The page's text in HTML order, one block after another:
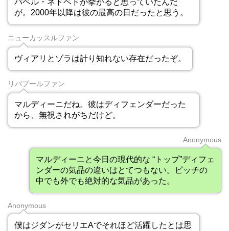
パベル・ネドベドが挙がると思っていたんだ
が。2000年以降は彼の最高の日だったと思う。
ニューカッスルファン
ヴィアリとゾラは計り知れない存在だったぞ。
リバプールファン
マルディーニだね。彼はディフェンダーだった
から、無視されがちだけど。
Anonymous
マルディーニと今日の現代的な “トップ”ディフェ
ンダーの気品の違いはとてつもない。ピッチの
中でも外でも絶対的な気品があった。
Anonymous
僕はジダンがセリエAでそれほど活躍したとは思